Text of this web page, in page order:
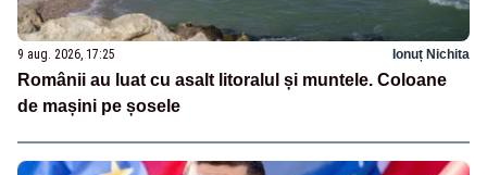
9 aug. 2026, 17:25 Ionuț Nichita
Românii au luat cu asalt litoralul și muntele. Coloane
de mașini pe șosele